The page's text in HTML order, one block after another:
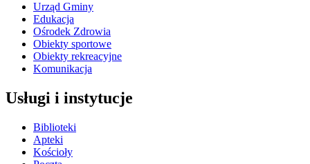
Urząd Gminy
Edukacja
Ośrodek Zdrowia
Obiekty sportowe
Obiekty rekreacyjne
Komunikacja
Usługi i instytucje
Biblioteki
Apteki
Kościoły